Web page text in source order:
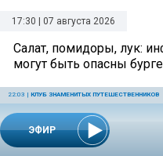
ЭФИР
22:03 | КЛУБ ЗНАМЕНИТЫХ ПУТЕШЕСТВЕННИКОВ
17:30 | 07 августа 2026
Салат, помидоры, лук:
могут быть опасны
17:00 | 07 августа 2026
Диетолог назвала
микробиоты и работы